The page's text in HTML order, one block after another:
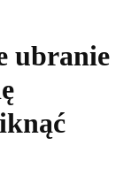
ubranie